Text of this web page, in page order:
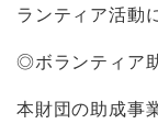
ランティア活動
◎ボランティア
本財団の助成事